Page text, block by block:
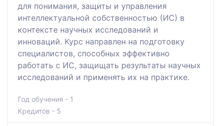
для понимания, защиты и управления
интеллектуальной собственностью (ИС) в
контексте научных исследований и
инноваций. Курс направлен на подготовку
специалистов, способных эффективно
работать с ИС, защищать результаты научных
исследований и применять их на практике.
Год обучения - 1
Кредитов - 5